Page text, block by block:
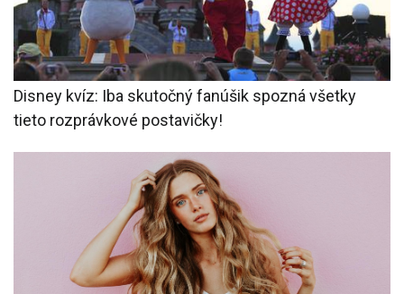
Disney kvíz: Iba skutočný fanúšik spozná všetky
tieto rozprávkové postavičky!